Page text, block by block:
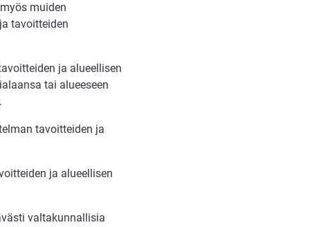
muiden
tavoitteiden
ja alueellisen
tai alueeseen
tavoitteiden ja
ja alueellisen
valtakunnallisia